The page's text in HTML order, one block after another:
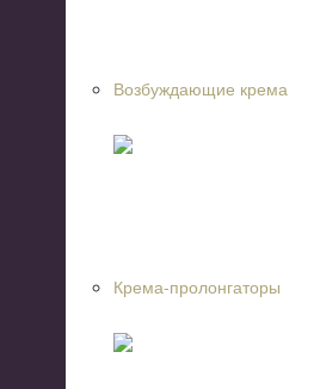
Возбуждающие крема
Крема-пролонгаторы